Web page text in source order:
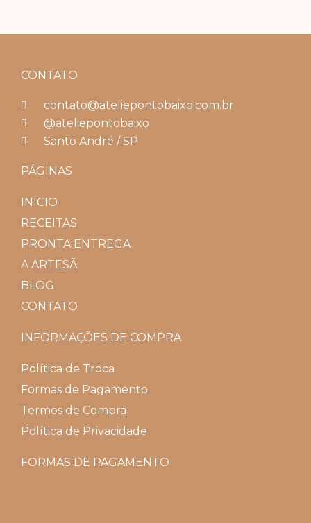
CONTATO
contato@ateliepontobaixo.com.br
@ateliepontobaixo
Santo André / SP
PÁGINAS
INÍCIO
RECEITAS
PRONTA ENTREGA
A ARTESÃ
BLOG
CONTATO
INFORMAÇÕES DE COMPRA
Política de Troca
Formas de Pagamento
Termos de Compra
Política de Privacidade
FORMAS DE PAGAMENTO